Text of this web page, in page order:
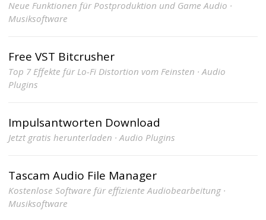
Neue Funktionen für Postproduktion und Game Audio ·
Musiksoftware
Free VST Bitcrusher
Top 7 Effekte für Lo-Fi Distortion vom Feinsten · Audio
Plugins
Impulsantworten Download
Jetzt gratis herunterladen · Audio Plugins
Tascam Audio File Manager
Kostenlose Software für effiziente Audiobearbeitung ·
Musiksoftware